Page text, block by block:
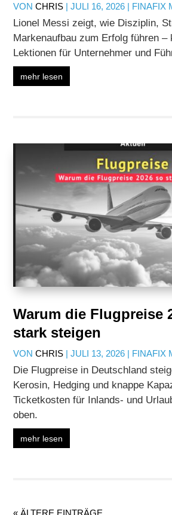
VONCHRIS |JULI 16, 2026 | FINAFIX
Lionel Messi zeigt, wie Disziplin,
Markenaufbau zum Erfolg führen –
Lektionen für Unternehmer und
mehr lesen
Warum die Flugpreise
stark steigen
VONCHRIS |JULI 13, 2026 | FINAFIX
Die Flugpreise in Deutschland
Kerosin, Hedging und knappe
Ticketkosten für Inlands- und
oben.
mehr lesen
« ÄLTERE EINTRÄGE